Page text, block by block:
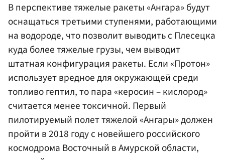
В перспективе тяжелые ракеты «Ангара» будут
оснащаться третьими ступенями, работающими
на водороде, что позволит выводить с Плесецка
куда более тяжелые грузы, чем выводит
штатная конфигурация ракеты. Если «Протон»
использует вредное для окружающей среди
топливо гептил, то пара «керосин – кислород»
считается менее токсичной. Первый
пилотируемый полет тяжелой «Ангары» должен
пройти в 2018 году с новейшего российского
космодрома Восточный в Амурской области,